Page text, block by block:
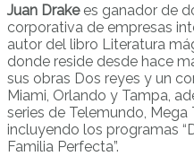
Juan Drakees ganador de
corporativa de empresas
autor del libro Literatura
donde reside desde hace
sus obras Dos reyes y un
Miami, Orlando y Tampa,
series de Telemundo, Mega
incluyendo los programas
Familia Perfecta”.